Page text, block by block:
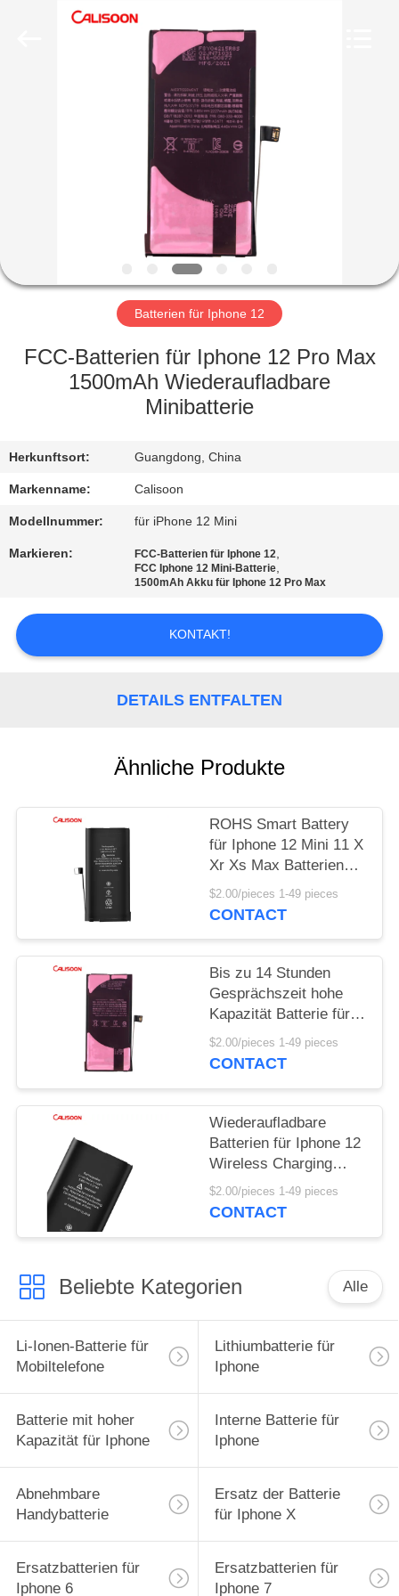
STARTSEITE
ÜBER
UNS
FABRIK
TOUR
REFERENZEN
SITEMAP
POLICY
Batterien für Iphone 12
FCC-Batterien für Iphone 12 Pro Max
1500mAh Wiederaufladbare
Minibatterie
Herkunftsort: Guangdong, China
Markenname: Calisoon
Modellnummer: für iPhone 12 Mini
Markieren: FCC-Batterien für Iphone 12,
FCC Iphone 12 Mini-Batterie,
1500mAh Akku für Iphone 12 Pro Max
KONTAKT!
DETAILS ENTFALTEN
Ähnliche Produkte
ROHS Smart Battery
für Iphone 12 Mini 11 X
Xr Xs Max Batterien
Ersatz OEM
$2.00/pieces 1-49 pieces
CONTACT
Bis zu 14 Stunden
Gesprächszeit hohe
Kapazität Batterie für
Iphone mit drahtlosem
Aufladen
$2.00/pieces 1-49 pieces
CONTACT
Wiederaufladbare
Batterien für Iphone 12
Wireless Charging
Erweiterte Leistung für
IP 12 Mini
$2.00/pieces 1-49 pieces
CONTACT
Beliebte Kategorien Alle
Li-Ionen-Batterie für
Mobiltelefone
Lithiumbatterie für
Iphone
Batterie mit hoher
Kapazität für Iphone
Interne Batterie für
Iphone
Abnehmbare
Handybatterie
Ersatz der Batterie
für Iphone X
Ersatzbatterien für
Iphone 6
Ersatzbatterien für
Iphone 7